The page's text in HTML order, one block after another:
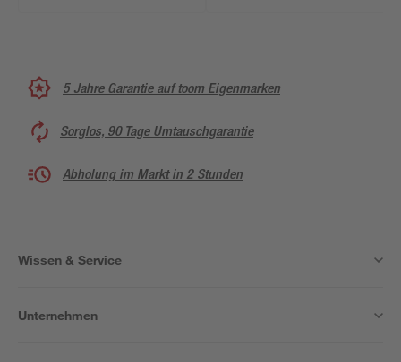
5 Jahre Garantie auf toom Eigenmarken
Sorglos, 90 Tage Umtauschgarantie
Abholung im Markt in 2 Stunden
Wissen & Service
Unternehmen